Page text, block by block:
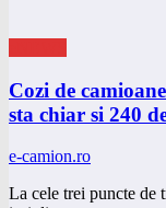
Cozi de
sta chiar si 240
e-camion.ro
La cele trei puncte de